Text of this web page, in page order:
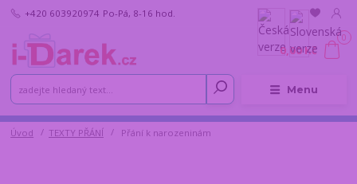
Menu
+420 603920974 Po-Pá, 8-16 hod.
0
0,00 Kč
Úvod TEXTY PŘÁNÍ Přání k narozeninám